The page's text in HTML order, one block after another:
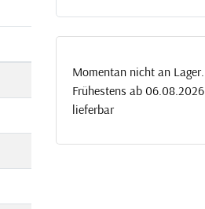
Momentan nicht an Lager.
Frühestens ab 06.08.2026
lieferbar